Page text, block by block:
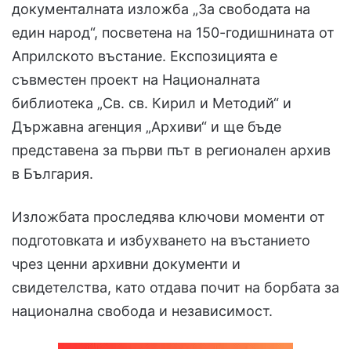
документалната изложба „За свободата на
един народ“, посветена на 150-годишнината от
Априлското въстание. Експозицията е
съвместен проект на Националната
библиотека „Св. св. Кирил и Методий“ и
Държавна агенция „Архиви“ и ще бъде
представена за първи път в регионален архив
в България.
Изложбата проследява ключови моменти от
подготовката и избухването на въстанието
чрез ценни архивни документи и
свидетелства, като отдава почит на борбата за
национална свобода и независимост.